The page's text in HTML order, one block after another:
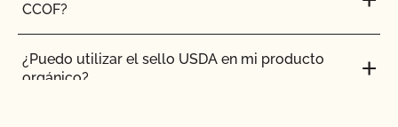
CCOF?
¿Puedo utilizar el sello USDA en mi producto
orgánico?
¿Cuál es la diferencia entre un animal "en
transición" y "último tercio"?
¿Qué materiales (fertilizantes, control de plagas,